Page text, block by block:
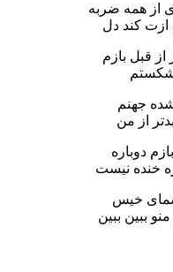
از همه ضربه
ازت کند دل
قبل بازم
شکستم
جهنم
از من
دوباره
خنده نیست
خیس
ببین ببین